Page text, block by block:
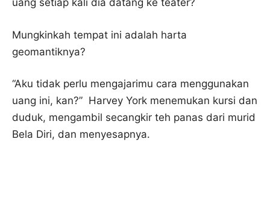
uang setiap kali dia datang ke teater?
Mungkinkah tempat ini adalah harta
geomantiknya?
“Aku tidak perlu mengajarimu cara menggunakan
uang ini, kan?” Harvey York menemukan kursi dan
duduk, mengambil secangkir teh panas dari murid
Bela Diri, dan menyesapnya.